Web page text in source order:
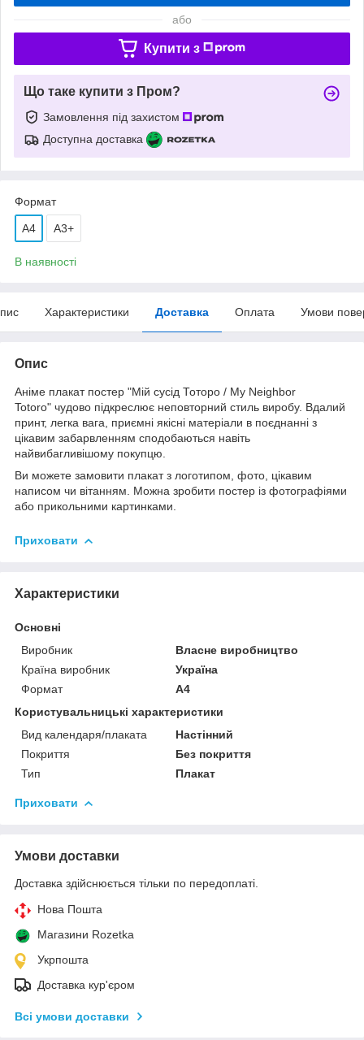
або
Купити з
Що таке купити з Пром?
Замовлення під захистом
Доступна доставка
Формат
A4 А3+
В наявності
Характеристики Доставка Оплата Умови
Опис
Аніме плакат постер "Мій сусід Тоторо / My Neighbor
Totoro" чудово підкреслює неповторний стиль виробу. Вдалий
принт, легка вага, приємні якісні матеріали в поєднанні з
цікавим забарвленням сподобаються навіть
найвибагливішому покупцю.
Ви можете замовити плакат з логотипом, фото, цікавим
написом чи вітанням. Можна зробити постер із фотографіями
або прикольними картинками.
Приховати
Характеристики
Основні
Виробник
Власне виробництво
Країна виробник
Україна
Формат
A4
Користувальницькі характеристики
Вид календаря/плаката
Настінний
Покриття
Без покриття
Тип
Плакат
Приховати
Умови доставки
Доставка здійснюється тільки по передоплаті.
Нова Пошта
Магазини Rozetka
Укрпошта
Доставка кур'єром
Всі умови доставки